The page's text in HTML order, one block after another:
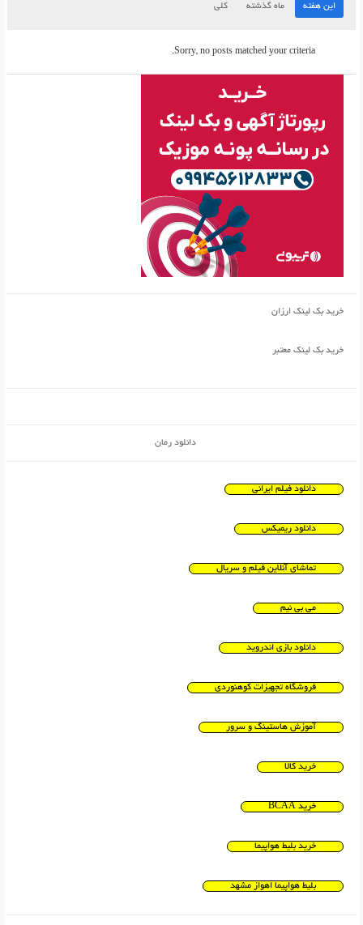
این هفته ماه گذشته کلی
Sorry, no posts matched your criteria.
خرید بک لینک ارزان
خرید بک لینک معتبر
دانلود رمان
دانلود فیلم ایرانی
دانلود ریمیکس
تماشای آنلاین فیلم و سریال
می بی نیم
دانلود بازی اندروید
فروشگاه تجهیزات کوهنوردی
آموزش هاستینگ و سرور
خرید کالا
خرید BCAA
خرید بلیط هواپیما
بلیط هواپیما اهواز مشهد